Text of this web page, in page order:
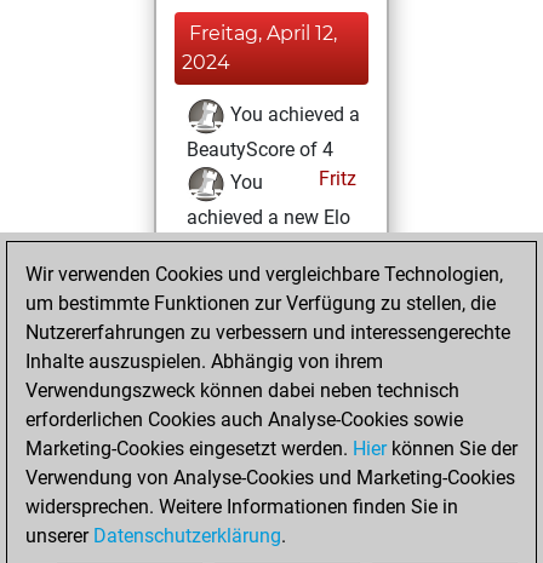
Freitag, April 12,
2024
You achieved a
BeautyScore of 4
Fritz
You
achieved a new Elo
of 1583
Sonntag, April 9,
2023
You had a best
sprint of 33 positions
Tactics
Dienstag,
März 2, 2021
You created
Wir verwenden Cookies und vergleichbare Technologien,
um bestimmte Funktionen zur Verfügung zu stellen, die
Nutzererfahrungen zu verbessern und interessengerechte
Inhalte auszuspielen. Abhängig von ihrem
Verwendungszweck können dabei neben technisch
erforderlichen Cookies auch Analyse-Cookies sowie
Marketing-Cookies eingesetzt werden. Hierkönnen Sie der
Verwendung von Analyse-Cookies und Marketing-Cookies
widersprechen. Weitere Informationen finden Sie in
unserer Datenschutzerklärung.